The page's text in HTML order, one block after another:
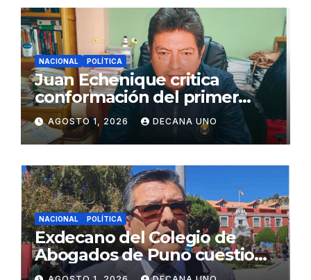
NACIONAL POLÍTICA
Juan Echenique critica
conformación del primer
gabinete ministerial de Keiko
Fujimori
AGOSTO 1, 2026 DECANA UNO
NACIONAL POLÍTICA
Exdecano del Colegio de
Abogados de Puno cuestiona
propuestas sobre seguridad